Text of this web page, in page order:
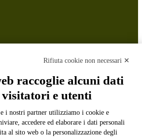
il Pubblico
cookie
Rifiuta cookie non necessari ✕
raccoglie alcuni dati
e utenti
i nostri partner utilizziamo i cookie e
accedere ed elaborare i dati personali
al sito web o la personalizzazione degli